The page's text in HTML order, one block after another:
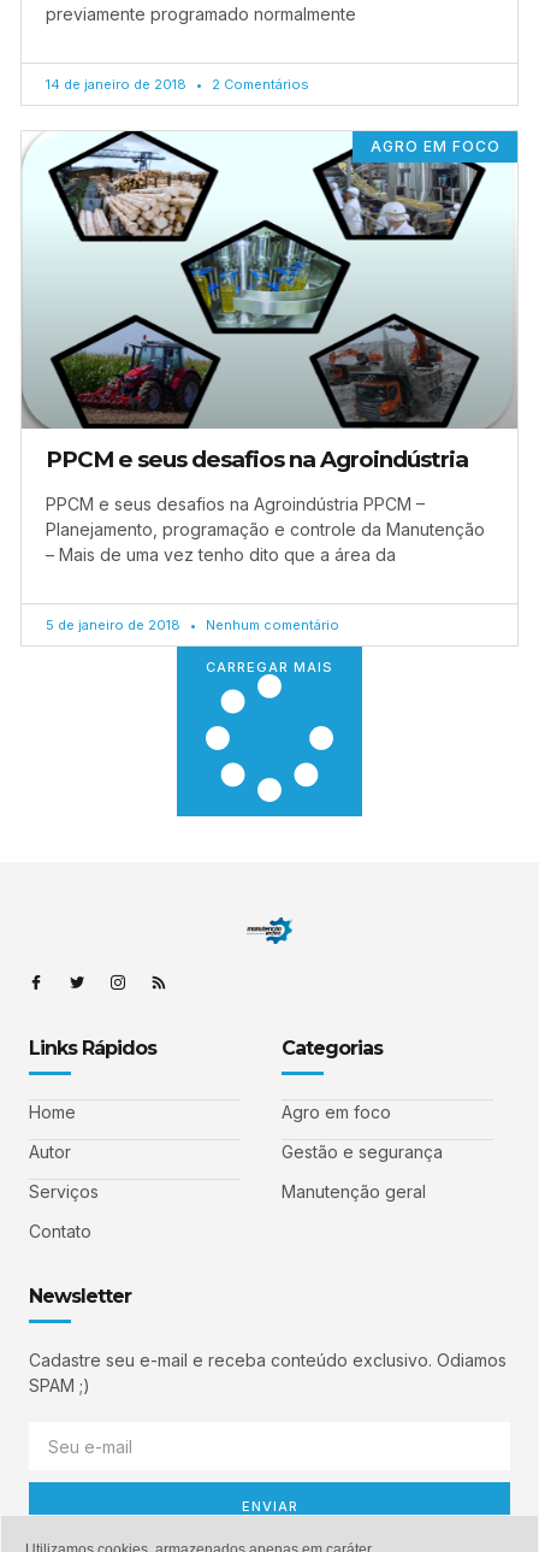
previamente programado normalmente
14 de janeiro de 2018 2 Comentários
AGRO EM FOCO
PPCM e seus desafios na Agroindústria
PPCM e seus desafios na Agroindústria PPCM –
Planejamento, programação e controle da Manutenção
– Mais de uma vez tenho dito que a área da
5 de janeiro de 2018 Nenhum comentário
CARREGAR MAIS
Links Rápidos
Home
Autor
Serviços
Contato
Categorias
Agro em foco
Gestão e segurança
Manutenção geral
Newsletter
Cadastre seu e-mail e receba conteúdo exclusivo. Odiamos
SPAM ;)
ENVIAR